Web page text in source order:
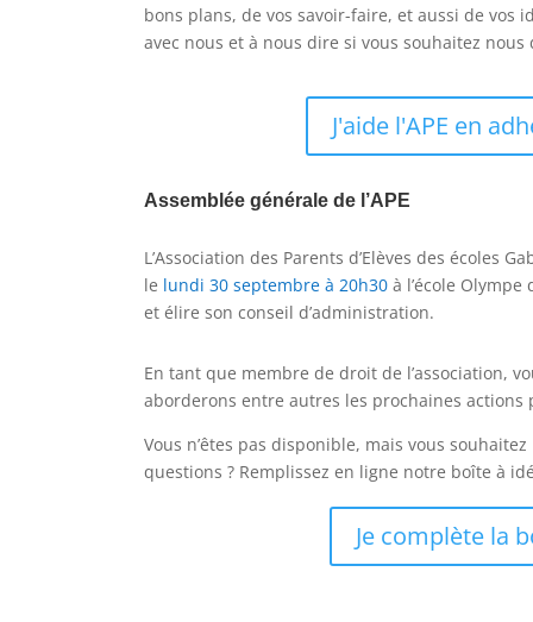
bons plans, de vos savoir-faire, et aussi de vos
avec nous et à nous dire si vous souhaitez
J'aide l'APE en
Assemblée générale de l’APE
L’Association des Parents d’Elèves des écoles
le lundi 30 septembre à 20h30 à l’école
et élire son conseil d’administration.
En tant que membre de droit de l’association,
aborderons entre autres les prochaines actions
Vous n’êtes pas disponible, mais vous
questions ? Remplissez en ligne notre boîte à
Je complète la